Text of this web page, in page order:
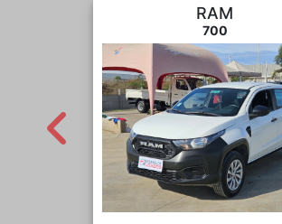
RAM
700